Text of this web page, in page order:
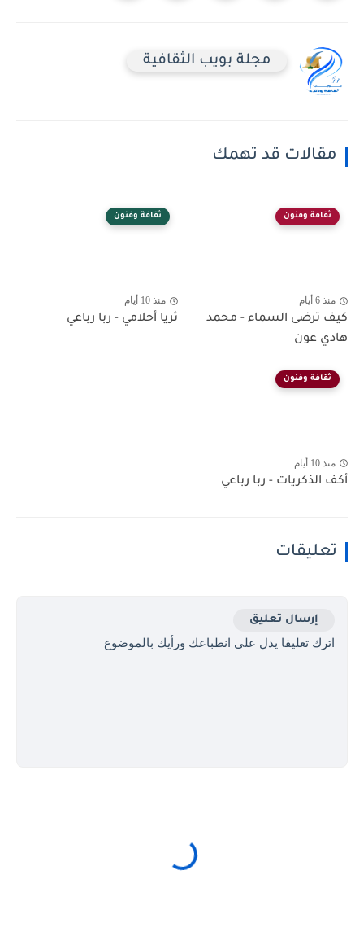
مجلة بويب الثقافية
مقالات قد تهمك
ثقافة وفنون
منذ 6 أيام
كيف ترضى السماء - محمد
هادي عون
ثقافة وفنون
منذ 10 أيام
ثريا أحلامي - ربا رباعي
ثقافة وفنون
منذ 10 أيام
أكف الذكريات - ربا رباعي
تعليقات
إرسال تعليق
اترك تعليقا يدل على انطباعك ورأيك بالموضوع